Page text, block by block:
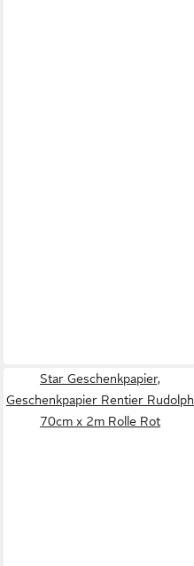
Star Geschenkpapier,
Geschenkpapier Rentier Rudolph
70cm x 2m Rolle Rot